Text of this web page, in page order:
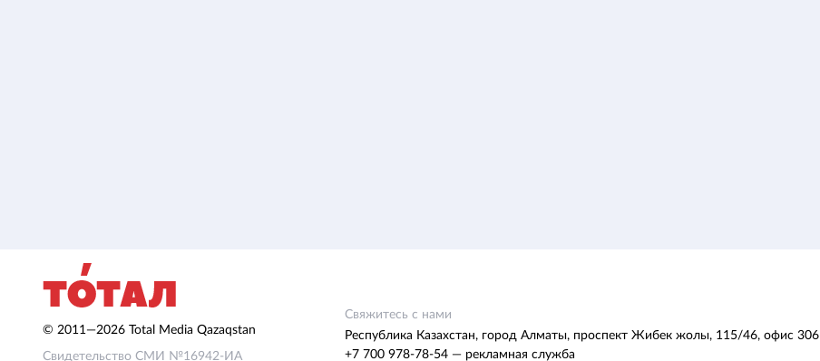
© 2011—2026 Total Media Qazaqstan
Свидетельство СМИ №16942-ИА
Свяжитесь с нами
Республика Казахстан, город Алматы, проспект Жибек жолы, 115/46, офис 306
+7 700 978-78-54 — рекламная служба